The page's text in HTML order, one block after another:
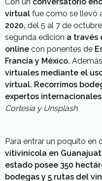
virtual fue como se llevó
2020, del 5 al 7 de
segunda edición a través
online con ponentes de
Francia y México.
virtuales mediante el
virtual. Recorrimos
expertos internacionales
Cortesía y Unsplash.
Para entrar un poquito en
vitivinícola en
estado posee 350
bodegas y 5 rutas del